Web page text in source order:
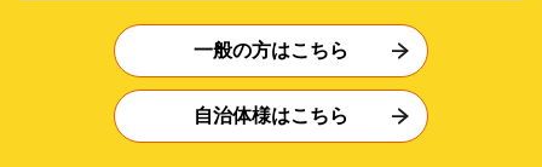
一般の方はこちら
自治体様はこちら